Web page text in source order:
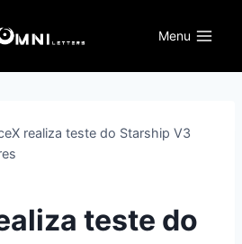
Menu
realiza teste do Starship V3
teste do